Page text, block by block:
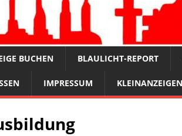
BUCHEN BLAULICHT-REPORT
IMPRESSUM KLEINANZEIGEN